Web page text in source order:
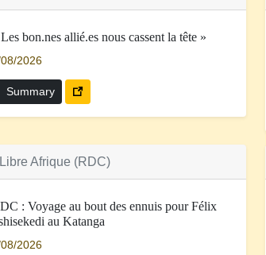
bon.nes allié.es nous cassent la tête »
2026
Summary
Afrique (RDC)
: Voyage au bout des ennuis pour Félix
au Katanga
2026